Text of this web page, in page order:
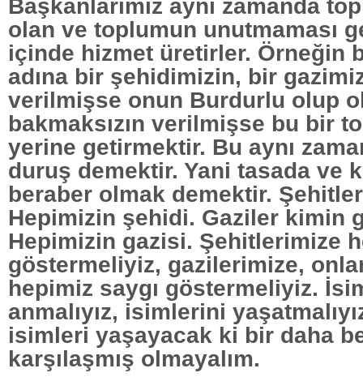
Başkanlarımız aynı zamanda
olan ve toplumun unutmaması
içinde hizmet üretirler. Örneğin
adına bir şehidimizin, bir
verilmişse onun Burdurlu olup
bakmaksızın verilmişse bu bir
yerine getirmektir. Bu aynı
duruş demektir. Yani tasada ve
beraber olmak demektir.
Hepimizin şehidi. Gaziler kimin
Hepimizin gazisi. Şehitlerimize
göstermeliyiz, gazilerimize,
hepimiz saygı göstermeliyiz.
anmalıyız, isimlerini
isimleri yaşayacak ki bir daha
karşılaşmış olmayalım.